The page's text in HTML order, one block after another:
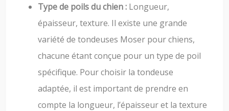
Type de poils du chien : Longueur,
épaisseur, texture. Il existe une grande
variété de tondeuses Moser pour chiens,
chacune étant conçue pour un type de poil
spécifique. Pour choisir la tondeuse
adaptée, il est important de prendre en
compte la longueur, l’épaisseur et la texture